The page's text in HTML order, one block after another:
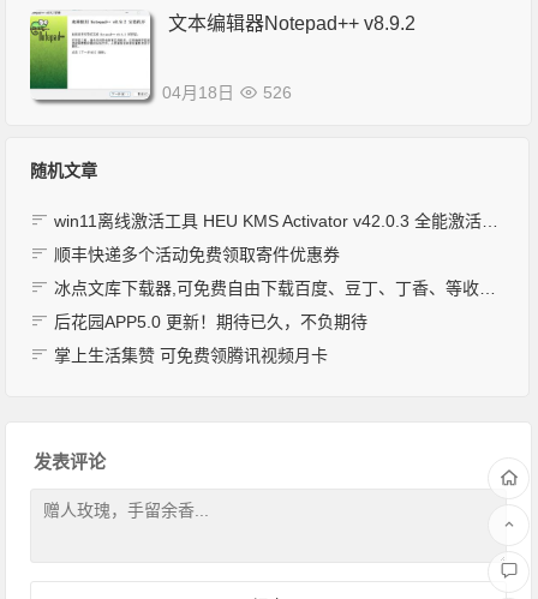
文本编辑器Notepad++ v8.9.2
04月18日 526
随机文章
win11离线激活工具 HEU KMS Activator v42.0.3 全能激活神器支持win10 7 8
顺丰快递多个活动免费领取寄件优惠券
冰点文库下载器,可免费自由下载百度、豆丁、丁香、等收费文库文档
后花园APP5.0 更新！期待已久，不负期待
掌上生活集赞 可免费领腾讯视频月卡
发表评论